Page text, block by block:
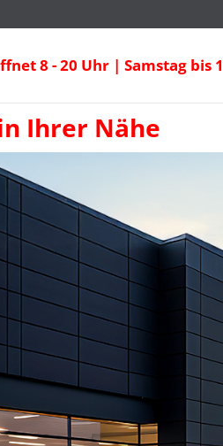
8 - 20 Uhr | Samstag bis
Ihrer Nähe